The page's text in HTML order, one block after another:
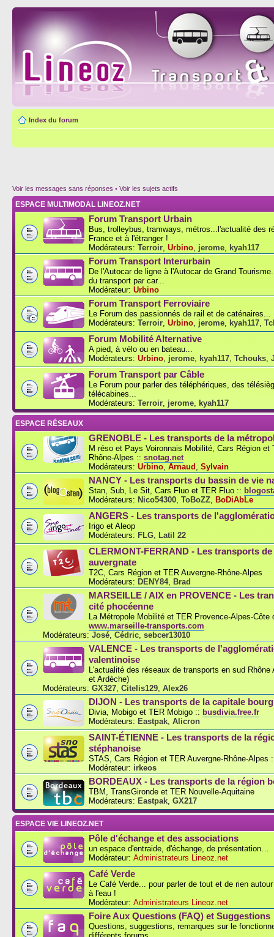
Index du forum
Voir les messages sans réponses • Voir les sujets actifs
ESPACE MULTIMODAL LINEOZ.NET
Forum Transport Urbain
Bus, trolleybus, tramways, métros...l'actualité des
France et à l'étranger !
Modérateurs: Terroir Urbino jerome kyah117
Forum Transport Interurbain
De l'Autocar de ligne à l'Autocar de Grand
du transport par car...
Modérateur: Urbino
Forum Transport Ferroviaire
Le Forum des passionnés de rail et de caténaires...
Modérateurs: Terroir Urbino jerome kyah117
Forum Mobilité Alternative
A pied, à vélo ou en bateau...
Modérateurs: Urbino jerome kyah117 Tchouks
Forum Transport par Câble
Le Forum pour parler des téléphériques, des
télécabines...
Modérateurs: Terroir jerome kyah117
ESPACE RÉSEAUX
GRENOBLE - Les transports de la
M réso et Pays Voironnais Mobilité, Cars Région et
Rhône-Alpes :: snotag.net
Modérateurs: Urbino Arnaud Sylvain
NANCY - Les transports du bassin de vie
Stan, Sub, Le Sit, Cars Fluo et TER Fluo ::
Modérateurs: Nico54300 ToBoZZ BoDiAbLe
ANGERS - Les transports de
Irigo et Aleop
Modérateurs: FLG Latil 22
CLERMONT-FERRAND - Les transports
auvergnate
T2C, Cars Région et TER Auvergne-Rhône-Alpes
Modérateurs: DENY84, Brad
MARSEILLE / AIX en PROVENCE - Les
cité phocéenne
La Métropole Mobilité et TER Provence-Alpes-Côte
www.marseille-transports.com
Modérateurs: José Cédric sebcer13010
VALENCE - Les transports de
valentinoise
L'actualité des réseaux de transports en sud Rhône
et Ardèche)
Modérateurs: GX327 Citelis129 Alex26
DIJON - Les transports de la capitale
Divia, Mobigo et TER Mobigo :: busdivia.free.fr
Modérateurs: Eastpak Alicron
SAINT-ÉTIENNE - Les transports de la
stéphanoise
STAS, Cars Région et TER Auvergne-Rhône-Alpes
Modérateur: irkeos
BORDEAUX - Les transports de la région
TBM, TransGironde et TER Nouvelle-Aquitaine
Modérateurs: Eastpak GX217
ESPACE VIE LINEOZ.NET
Pôle d'échange et des associations
un espace d'entraide, d'échange, de présentation…
Modérateur: Administrateurs Lineoz.net
Café Verde
Le Café Verde... pour parler de tout et de rien
à l'eau !
Modérateur: Administrateurs Lineoz.net
Foire Aux Questions (FAQ) et Suggestions
Questions, suggestions, remarques sur le
différents forums...